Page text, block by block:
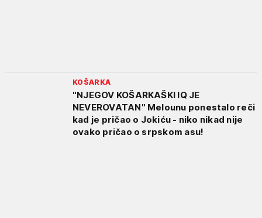
KOŠARKA
"NJEGOV KOŠARKAŠKI IQ JE
NEVEROVATAN" Melounu ponestalo reči
kad je pričao o Jokiću - niko nikad nije
ovako pričao o srpskom asu!